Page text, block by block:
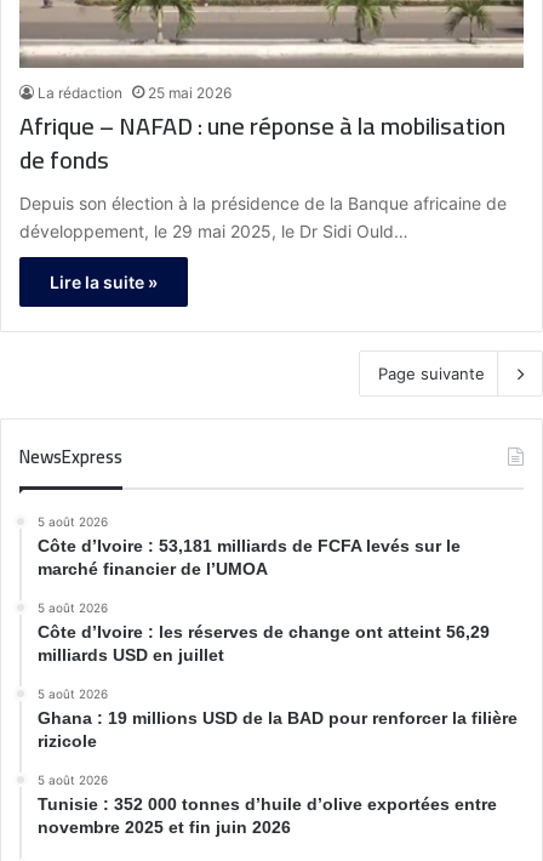
La rédaction 25 mai 2026
Afrique – NAFAD : une réponse à la mobilisation
de fonds
Depuis son élection à la présidence de la Banque africaine de
développement, le 29 mai 2025, le Dr Sidi Ould…
Lire la suite »
Page suivante
NewsExpress
5 août 2026
Côte d’Ivoire : 53,181 milliards de FCFA levés sur le
marché financier de l’UMOA
5 août 2026
Côte d’Ivoire : les réserves de change ont atteint 56,29
milliards USD en juillet
5 août 2026
Ghana : 19 millions USD de la BAD pour renforcer la filière
rizicole
5 août 2026
Tunisie : 352 000 tonnes d’huile d’olive exportées entre
novembre 2025 et fin juin 2026